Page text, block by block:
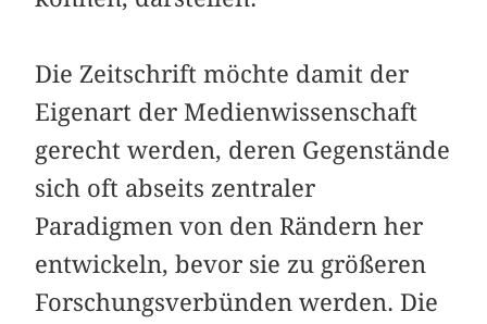
Die Zeitschrift möchte damit der
Eigenart der Medienwissenschaft
gerecht werden, deren Gegenstände
sich oft abseits zentraler
Paradigmen von den Rändern her
entwickeln, bevor sie zu größeren
Forschungsverbünden werden. Die